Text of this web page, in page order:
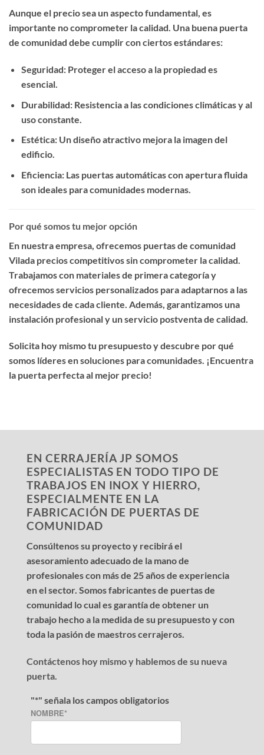
Aunque el precio sea un aspecto fundamental, es
importante no comprometer la calidad. Una buena puerta
de comunidad debe cumplir con ciertos estándares:
Seguridad: Proteger el acceso a la propiedad es
esencial.
Durabilidad: Resistencia a las condiciones climáticas y al
uso constante.
Estética: Un diseño atractivo mejora la imagen del
edificio.
Eficiencia: Las puertas automáticas con apertura fluida
son ideales para comunidades modernas.
Por qué somos tu mejor opción
En nuestra empresa, ofrecemos puertas de comunidad
Vilada precios competitivossin comprometer la calidad.
Trabajamos con materiales de primera categoría y
ofrecemos servicios personalizados para adaptarnos a las
necesidades de cada cliente. Además, garantizamos una
instalación profesional y un servicio postventa de calidad.
Solicita hoy mismo tu presupuesto y descubre por qué
somos líderes en soluciones para comunidades. ¡Encuentra
la puerta perfecta al mejor precio!
EN CERRAJERÍA JP SOMOS
ESPECIALISTAS EN TODO TIPO DE
TRABAJOS EN INOX Y HIERRO,
ESPECIALMENTE EN LA
FABRICACIÓN DE PUERTAS DE
COMUNIDAD
Consúltenos su proyecto y recibirá el
asesoramiento adecuado de la mano de
profesionales con más de 25 años de experiencia
en el sector. Somos fabricantes de puertas de
comunidad lo cual es garantía de obtener un
trabajo hecho a la medida de su presupuesto y con
toda la pasión de maestros cerrajeros.
Contáctenos hoy mismo y hablemos de su nueva
puerta.
"*" señala los campos obligatorios
NOMBRE*